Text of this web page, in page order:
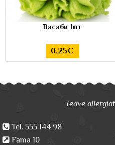
Васаби 1шт
0.25€
Teave
Tel. 555 144 98
Fama 10